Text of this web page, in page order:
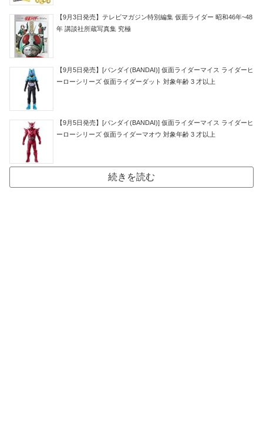
【9月3日発売】テレビマガジン特別編集 仮面ライダー 昭和46年~48
年 講談社所蔵写真集 究極
【9月5日発売】[バンダイ(BANDAI)] 仮面ライダーマイス ライダーヒ
ーローシリーズ 仮面ライダーダット 対象年齢 3 才以上
【9月5日発売】[バンダイ(BANDAI)] 仮面ライダーマイス ライダーヒ
ーローシリーズ 仮面ライダーマオウ 対象年齢 3 才以上
続きを読む